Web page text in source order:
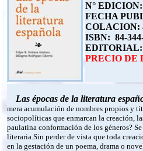
N° EDICION:
FECHA
COLACION:
ISBN: 84-
EDITORIAL:
PRECIO DE
Las épocas de la literatura
mera acumulación de nombres propios y
sociopolíticas que enmarcan la creación,
paulatina conformación de los géneros?
literaria.Sin perder de vista que toda
en la gestación de un poema, drama o